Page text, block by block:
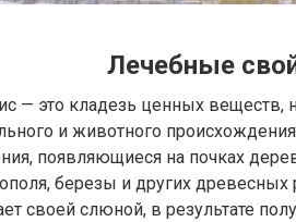
Лечебные
— это кладезь ценных
и животного
появляющиеся на почках
березы и других
своей слюной, в результате